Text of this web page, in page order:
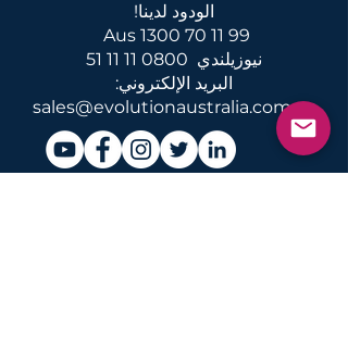
الودود لدينا!
Aus 1300 70 11 99
نيوزيلندي 0800 11 11 51
البريد الإلكتروني:
sales@evolutionaustralia.com.au